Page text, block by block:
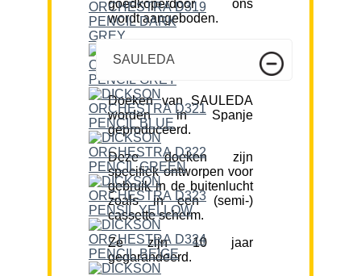
goedkoperdoor ons
wordt aangeboden.
SAULEDA
Doeken van SAULEDA
worden in Spanje
geproduceerd.
Deze doeken zijn
specifiek ontworpen voor
gebruik in de buitenlucht
zoals in een (semi-)
cassette scherm.
Ze zijn 10 jaar
gegarandeerd.